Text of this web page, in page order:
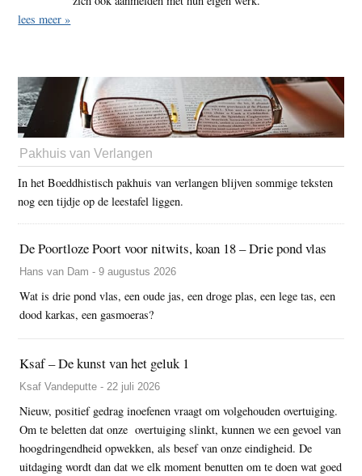
lees meer »
Pakhuis van Verlangen
In het Boeddhistisch pakhuis van verlangen blijven sommige teksten
nog een tijdje op de leestafel liggen.
De Poortloze Poort voor nitwits, koan 18 – Drie pond vlas
Hans van Dam - 9 augustus 2026
Wat is drie pond vlas, een oude jas, een droge plas, een lege tas, een
dood karkas, een gasmoeras?
Ksaf – De kunst van het geluk 1
Ksaf Vandeputte - 22 juli 2026
Nieuw, positief gedrag inoefenen vraagt om volgehouden overtuiging.
Om te beletten dat onze overtuiging slinkt, kunnen we een gevoel van
hoogdringendheid opwekken, als besef van onze eindigheid. De
uitdaging wordt dan dat we elk moment benutten om te doen wat goed